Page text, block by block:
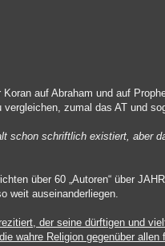
Koran auf Abraham und auf
vergleichen, zumal das AT und
schon schriftlich existiert, aber
über 60 „Autoren“ über
weit auseinanderliegen.
der seine dürftigen und
wahre Religion gegenüber